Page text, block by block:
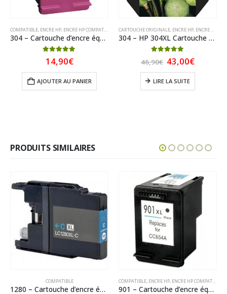
COMPATIBLE ENCRE HP ENCRE HP COMPATIBLE
304 – Cartouche d’encre équivalent HP 304XL compatible N9K07AE (HP304) TRICOLOR XL
5.00 sur 5
14,90€
AJOUTER AU PANIER
CARTOUCHE ORIGINALE ENCRE HP ENCRE HP ORIGINAL
304 – HP 304XL Cartouche Trois couleurs (Cyan,Magenta,Jaune) originale grande capacité (N9K07AE)
sur 5
46,90€ Le
prix
initial
était :
46,90€.
43,00€Le
prix
actuel
43,00€.
LIRE LA SUITE
PRODUITS SIMILAIRES
COMPATIBLE
1280 – Cartouche d’encre équivalent BROTHER LC-1280XLC compatible (LC1280) Cyan
COMPATIBLE, ENCRE HP, ENCRE HP COMPATIBLE
901 – Cartouche d’encre équivalent HP 901 XL compatible CC654AE (HP901) Noir XL